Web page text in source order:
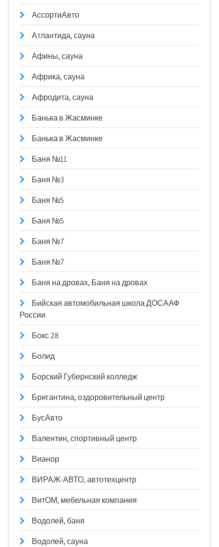
АссортиАвто
Атлантида, сауна
Афины, сауна
Африка, сауна
Афродита, сауна
Банька в Жасминке
Банька в Жасминке
Баня №11
Баня №3
Баня №5
Баня №5
Баня №7
Баня №7
Баня на дровах, Баня на дровах
Бийская автомобильная школа ДОСААФ
России
Бокс 28
Болид
Борский Губернский колледж
Бригантина, оздоровительный центр
БусАвто
Валентин, спортивный центр
Вианор
ВИРАЖ-АВТО, автотехцентр
ВитОМ, мебельная компания
Водолей, баня
Водолей, сауна